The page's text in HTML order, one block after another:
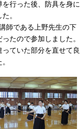
行った後、防具を身に
。
師である上野先生の下
たので参加しました。
ていた部分を直せて良